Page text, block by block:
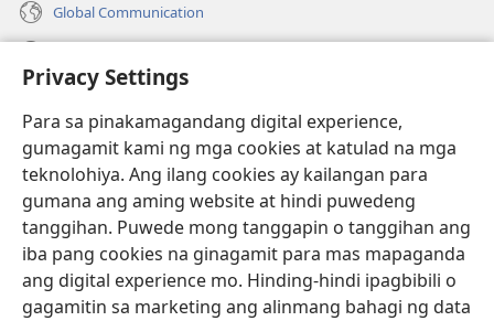
Privacy Settings
Para sa pinakamagandang digital experience,
gumagamit kami ng mga cookies at katulad na mga
teknolohiya. Ang ilang cookies ay kailangan para
gumana ang aming website at hindi puwedeng
tanggihan. Puwede mong tanggapin o tanggihan ang
iba pang cookies na ginagamit para mas mapaganda
ang digital experience mo. Hinding-hindi ipagbibili o
gagamitin sa marketing ang alinmang bahagi ng data
Global Communication
(may
na
bagong
window)
Watchtower ONLINE LIBRARY™
(may
bubukas
na
bagong
window)
JW Hub ®
(may
bubukas
bagong
window)
JW Library ®
®